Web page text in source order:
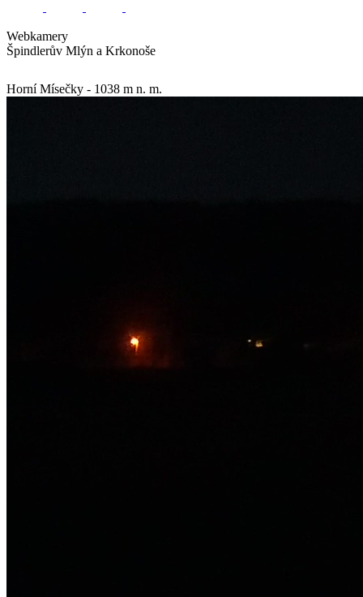
Webkamery
Špindlerův Mlýn a Krkonoše
Horní Mísečky - 1038 m n. m.